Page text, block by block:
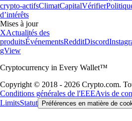
crypto-actifsClimatCapitalVérifier
d’intérêts
Mises à jour
XActualités des
produitsÉvénementsRedditDiscord
gView
Cryptocurrency in Every Wallet™
Copyright © 2018 - 2026 Crypto.com.
Conditions générales de l'EEEAvis de
LimitsStatut Préférences en matière de